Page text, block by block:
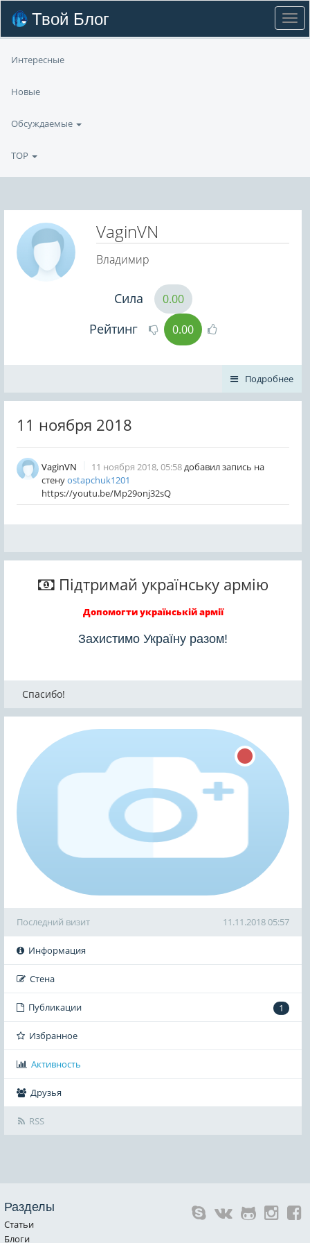
Твой Блог
Интересные
Новые
Обсуждаемые
TOP
VaginVN
Владимир
Сила 0.00
Рейтинг 0.00
Подробнее
11 ноября 2018
VaginVN 11 ноября 2018, 05:58 добавил запись на
стенуostapchuk1201
https://youtu.be/Mp29onj32sQ
Підтримай українську армію
Допомогти українській армії
Захистимо Україну разом!
Спасибо!
Последний визит 11.11.2018 05:57
Информация
Стена
Публикации 1
Избранное
Активность
Друзья
RSS
Разделы
Статьи
Блоги